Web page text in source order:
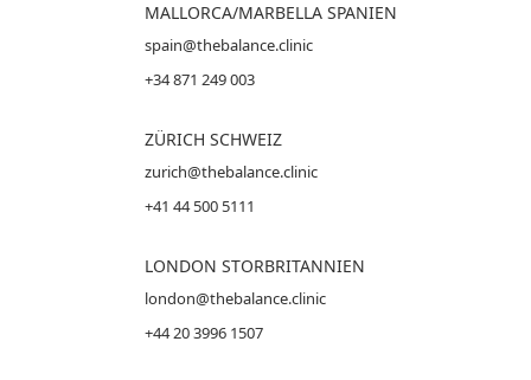
MALLORCA/MARBELLA SPANIEN
spain@thebalance.clinic
+34 871 249 003
ZÜRICH SCHWEIZ
zurich@thebalance.clinic
+41 44 500 5111
LONDON STORBRITANNIEN
london@thebalance.clinic
+44 20 3996 1507